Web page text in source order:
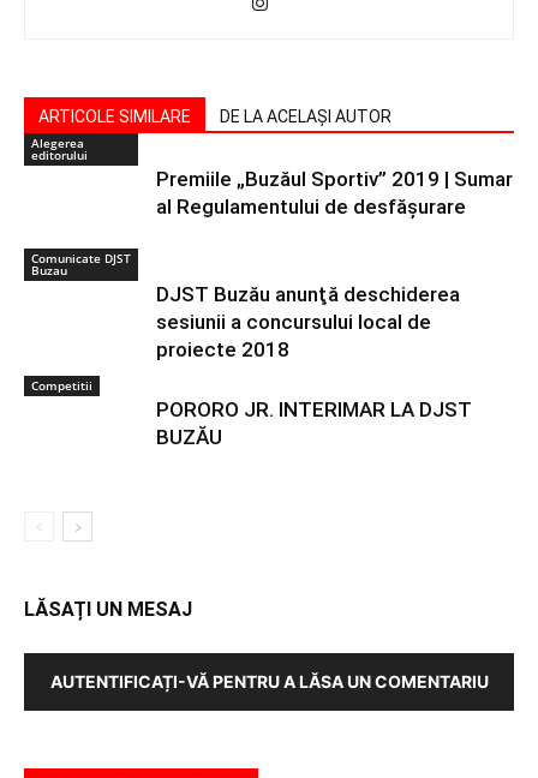
ARTICOLE SIMILARE DE LA ACELAȘI AUTOR
Alegerea
editorului
Premiile „Buzăul Sportiv” 2019 | Sumar
al Regulamentului de desfășurare
Comunicate DJST
Buzau
DJST Buzău anunţă deschiderea
sesiunii a concursului local de
proiecte 2018
Competitii
PORORO JR. INTERIMAR LA DJST
BUZĂU
LĂSAȚI UN MESAJ
AUTENTIFICAȚI-VĂ PENTRU A LĂSA UN COMENTARIU